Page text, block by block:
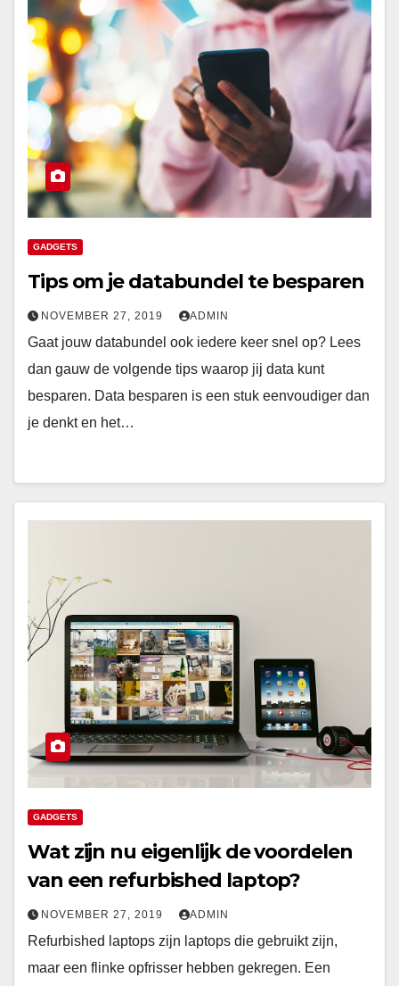
GADGETS
Tips om je databundel te besparen
NOVEMBER 27, 2019 ADMIN
Gaat jouw databundel ook iedere keer snel op? Lees
dan gauw de volgende tips waarop jij data kunt
besparen. Data besparen is een stuk eenvoudiger dan
je denkt en het…
GADGETS
Wat zijn nu eigenlijk de voordelen
van een refurbished laptop?
NOVEMBER 27, 2019 ADMIN
Refurbished laptops zijn laptops die gebruikt zijn,
maar een flinke opfrisser hebben gekregen. Een